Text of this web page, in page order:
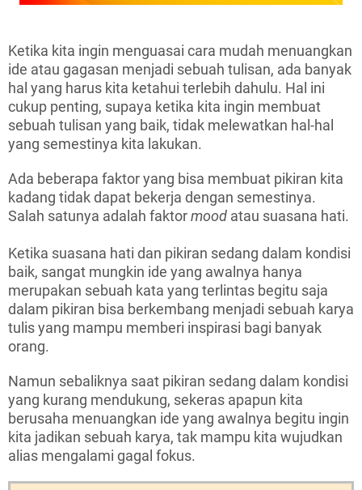
Ketika kita ingin menguasai cara mudah menuangkan
ide atau gagasan menjadi sebuah tulisan, ada banyak
hal yang harus kita ketahui terlebih dahulu. Hal ini
cukup penting, supaya ketika kita ingin membuat
sebuah tulisan yang baik, tidak melewatkan hal-hal
yang semestinya kita lakukan.
Ada beberapa faktor yang bisa membuat pikiran kita
kadang tidak dapat bekerja dengan semestinya.
Salah satunya adalah faktormood atau suasana hati.
Ketika suasana hati dan pikiran sedang dalam kondisi
baik, sangat mungkin ide yang awalnya hanya
merupakan sebuah kata yang terlintas begitu saja
dalam pikiran bisa berkembang menjadi sebuah karya
tulis yang mampu memberi inspirasi bagi banyak
orang.
Namun sebaliknya saat pikiran sedang dalam kondisi
yang kurang mendukung, sekeras apapun kita
berusaha menuangkan ide yang awalnya begitu ingin
kita jadikan sebuah karya, tak mampu kita wujudkan
alias mengalami gagal fokus.